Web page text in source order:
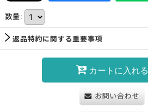
数量:
返品特約に関する重要事項
カートに入れる
お問い合わせ